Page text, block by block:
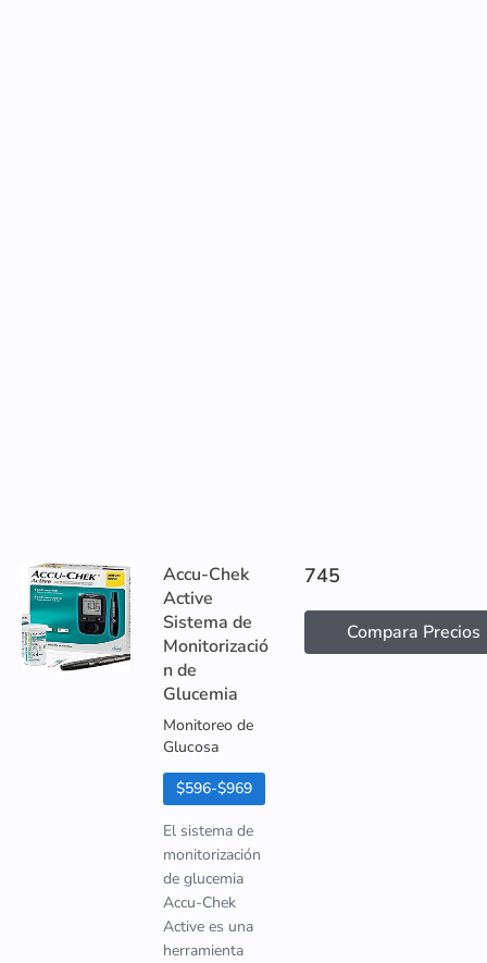
Accu-Chek
Active
Sistema de
Monitorizació
n de
Glucemia
Monitoreo de
Glucosa
$596-$969
El sistema de
monitorización
de glucemia
Accu-Chek
Active es una
herramienta
745
Compara Precios